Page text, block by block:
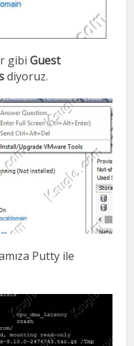
gibiGuest
diyoruz.
Putty ile